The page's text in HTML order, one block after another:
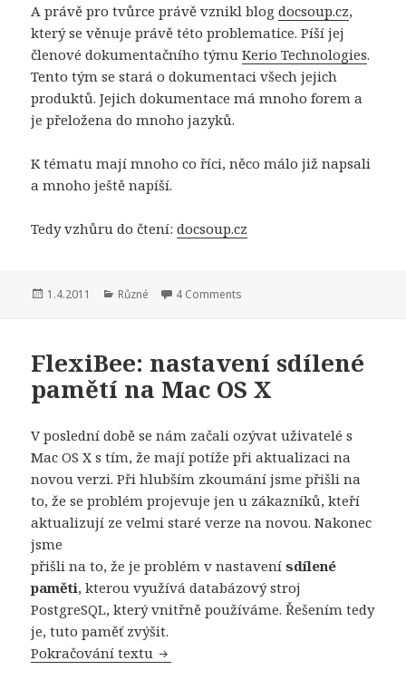
A právě pro tvůrce právě vznikl blogdocsoup.cz,
který se věnuje právě této problematice. Píší jej
členové dokumentačního týmuKerio Technologies.
Tento tým se stará o dokumentaci všech jejich
produktů. Jejich dokumentace má mnoho forem a
je přeložena do mnoho jazyků.
K tématu mají mnoho co říci, něco málo již napsali
a mnoho ještě napíší.
Tedy vzhůru do čtení:docsoup.cz
Publikováno:
1.4.2011 Rubriky:
Různé 4 Comments
FlexiBee: nastavení sdílené
pamětí na Mac OS X
V poslední době se nám začali ozývat uživatelé s
Mac OS X s tím, že mají potíže při aktualizaci na
novou verzi. Při hlubším zkoumání jsme přišli na
to, že se problém projevuje jen u zákazníků, kteří
aktualizují ze velmi staré verze na novou. Nakonec
jsme
přišli na to, že je problém v nastavenísdílené
paměti, kterou využívá databázový stroj
PostgreSQL, který vnitřně používáme. Řešením tedy
je, tuto paměť zvýšit.
Pokračování textu FlexiBee: nastavení sdílené pamětí na